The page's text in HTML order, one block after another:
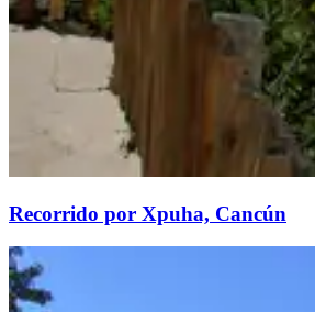
Recorrido por Xpuha, Cancún